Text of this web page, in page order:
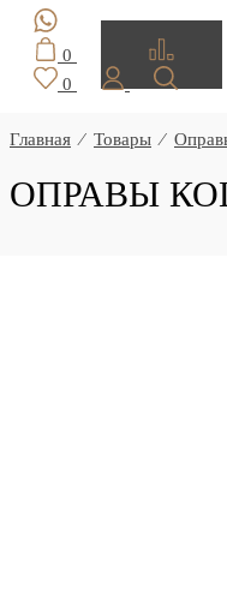
0
0
Главная ⁄ Товары ⁄
ОПРАВЫ